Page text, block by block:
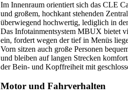
Im Innenraum orientiert sich das CLE
und großem, hochkant stehenden
überwiegend hochwertig, lediglich in
Das Infotainmentsystem MBUX bietet
ein, fordert wegen der tief in Menüs
Vorn sitzen auch große Personen
und bleiben auf langen Strecken
der Bein- und Kopffreiheit mit
Motor und Fahrverhalten